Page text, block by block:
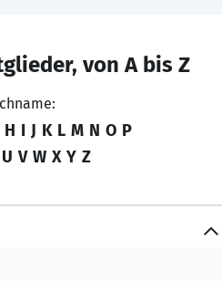
von A bis Z
H I J K L M N O P
U V W X Y Z